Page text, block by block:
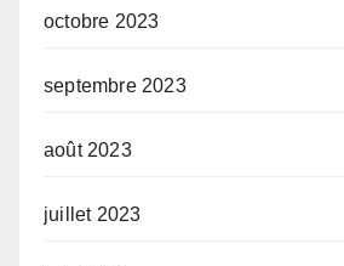
octobre 2023
septembre 2023
août 2023
juillet 2023